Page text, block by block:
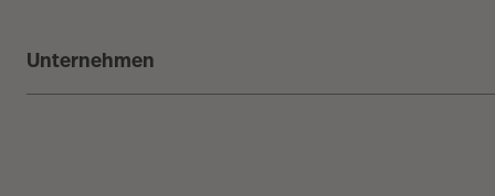
Unternehmen